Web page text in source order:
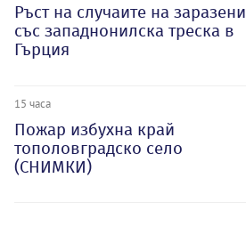
Ръст на случаите на заразени
със западнонилска треска в
Гърция
15 часа
Пожар избухна край
тополовградско село
(СНИМКИ)